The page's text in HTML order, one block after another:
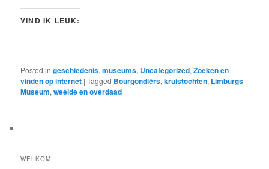
VIND IK LEUK:
Posted in geschiedenis,museums, Uncategorized,Zoeken en
vinden op internet |Tagged Bourgondiërs,kruistochten, Limburgs
Museum,weelde en overdaad
WELKOM!